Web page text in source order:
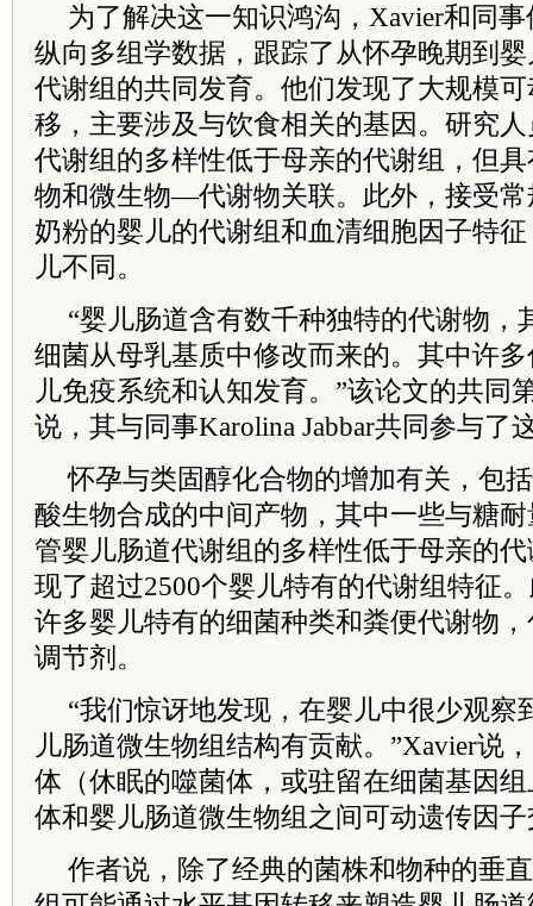
为了解决这一知识鸿沟，Xavier和同
纵向多组学数据，跟踪了从怀孕晚期到
代谢组的共同发育。他们发现了大规模
移，主要涉及与饮食相关的基因。研究
代谢组的多样性低于母亲的代谢组，但
物和微生物—代谢物关联。此外，接受
奶粉的婴儿的代谢组和血清细胞因子特
儿不同。
“婴儿肠道含有数千种独特的代谢物，
细菌从母乳基质中修改而来的。其中许
儿免疫系统和认知发育。”该论文的共同
说，其与同事Karolina Jabbar共同参与了
怀孕与类固醇化合物的增加有关，包
酸生物合成的中间产物，其中一些与糖
管婴儿肠道代谢组的多样性低于母亲的
现了超过2500个婴儿特有的代谢组特征
许多婴儿特有的细菌种类和粪便代谢物
调节剂。
“我们惊讶地发现，在婴儿中很少观察
儿肠道微生物组结构有贡献。”Xavier说
体（休眠的噬菌体，或驻留在细菌基因
体和婴儿肠道微生物组之间可动遗传因子
作者说，除了经典的菌株和物种的垂